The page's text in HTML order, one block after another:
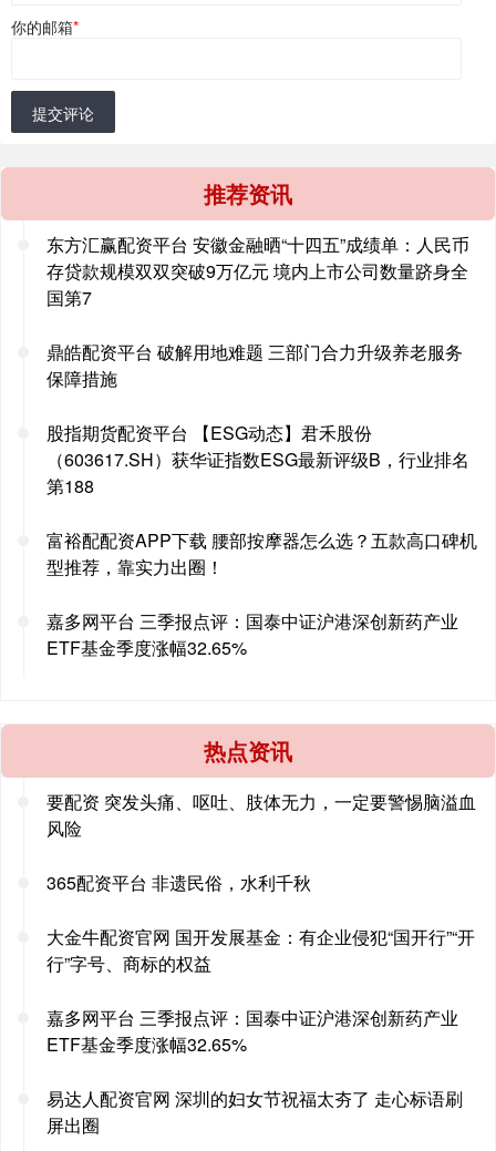
你的邮箱*
提交评论
推荐资讯
东方汇赢配资平台 安徽金融晒“十四五”成绩单：人民币
存贷款规模双双突破9万亿元 境内上市公司数量跻身全
国第7
鼎皓配资平台 破解用地难题 三部门合力升级养老服务
保障措施
股指期货配资平台 【ESG动态】君禾股份
（603617.SH）获华证指数ESG最新评级B，行业排名
第188
富裕配配资APP下载 腰部按摩器怎么选？五款高口碑机
型推荐，靠实力出圈！
嘉多网平台 三季报点评：国泰中证沪港深创新药产业
ETF基金季度涨幅32.65%
热点资讯
要配资 突发头痛、呕吐、肢体无力，一定要警惕脑溢血
风险
365配资平台 非遗民俗，水利千秋
大金牛配资官网 国开发展基金：有企业侵犯“国开行”“开
行”字号、商标的权益
嘉多网平台 三季报点评：国泰中证沪港深创新药产业
ETF基金季度涨幅32.65%
易达人配资官网 深圳的妇女节祝福太夯了 走心标语刷
屏出圈